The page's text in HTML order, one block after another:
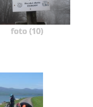
foto (10)